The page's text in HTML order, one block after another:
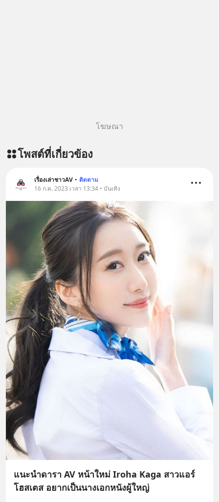
บรรเทาความเครียด ลดความวิตกกังวล
หลับมีประสิทธิภาพมากยิ่งขึ้น 📍 สนใจ
@diipgeek 🔗 หรือกดลิงก์
https://lin.ee/U91Fzyz
โฆษณา
โพสต์ที่เกี่ยวข้อง
เรื่องเล่าชาวAV • ติดตาม
16 ก.ค. 2023 เวลา 13:34 • บันเทิง
แนะนำดารา AV หน้าใหม่ Iroha Kaga สาวแอร์
โฮสเตส อยากเป็นนางเอกหนังผู้ใหญ่